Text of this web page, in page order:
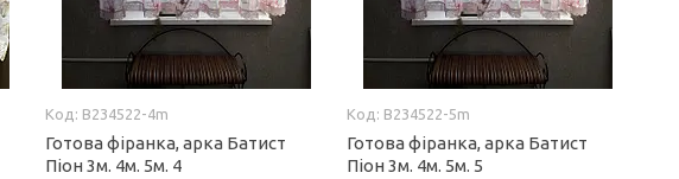
B234522-4m
Готова фіранка, арка Батист
Піон 3м. 4м. 5м. 4
B234522-5m
Готова фіранка, арка Батист
Піон 3м. 4м. 5м. 5